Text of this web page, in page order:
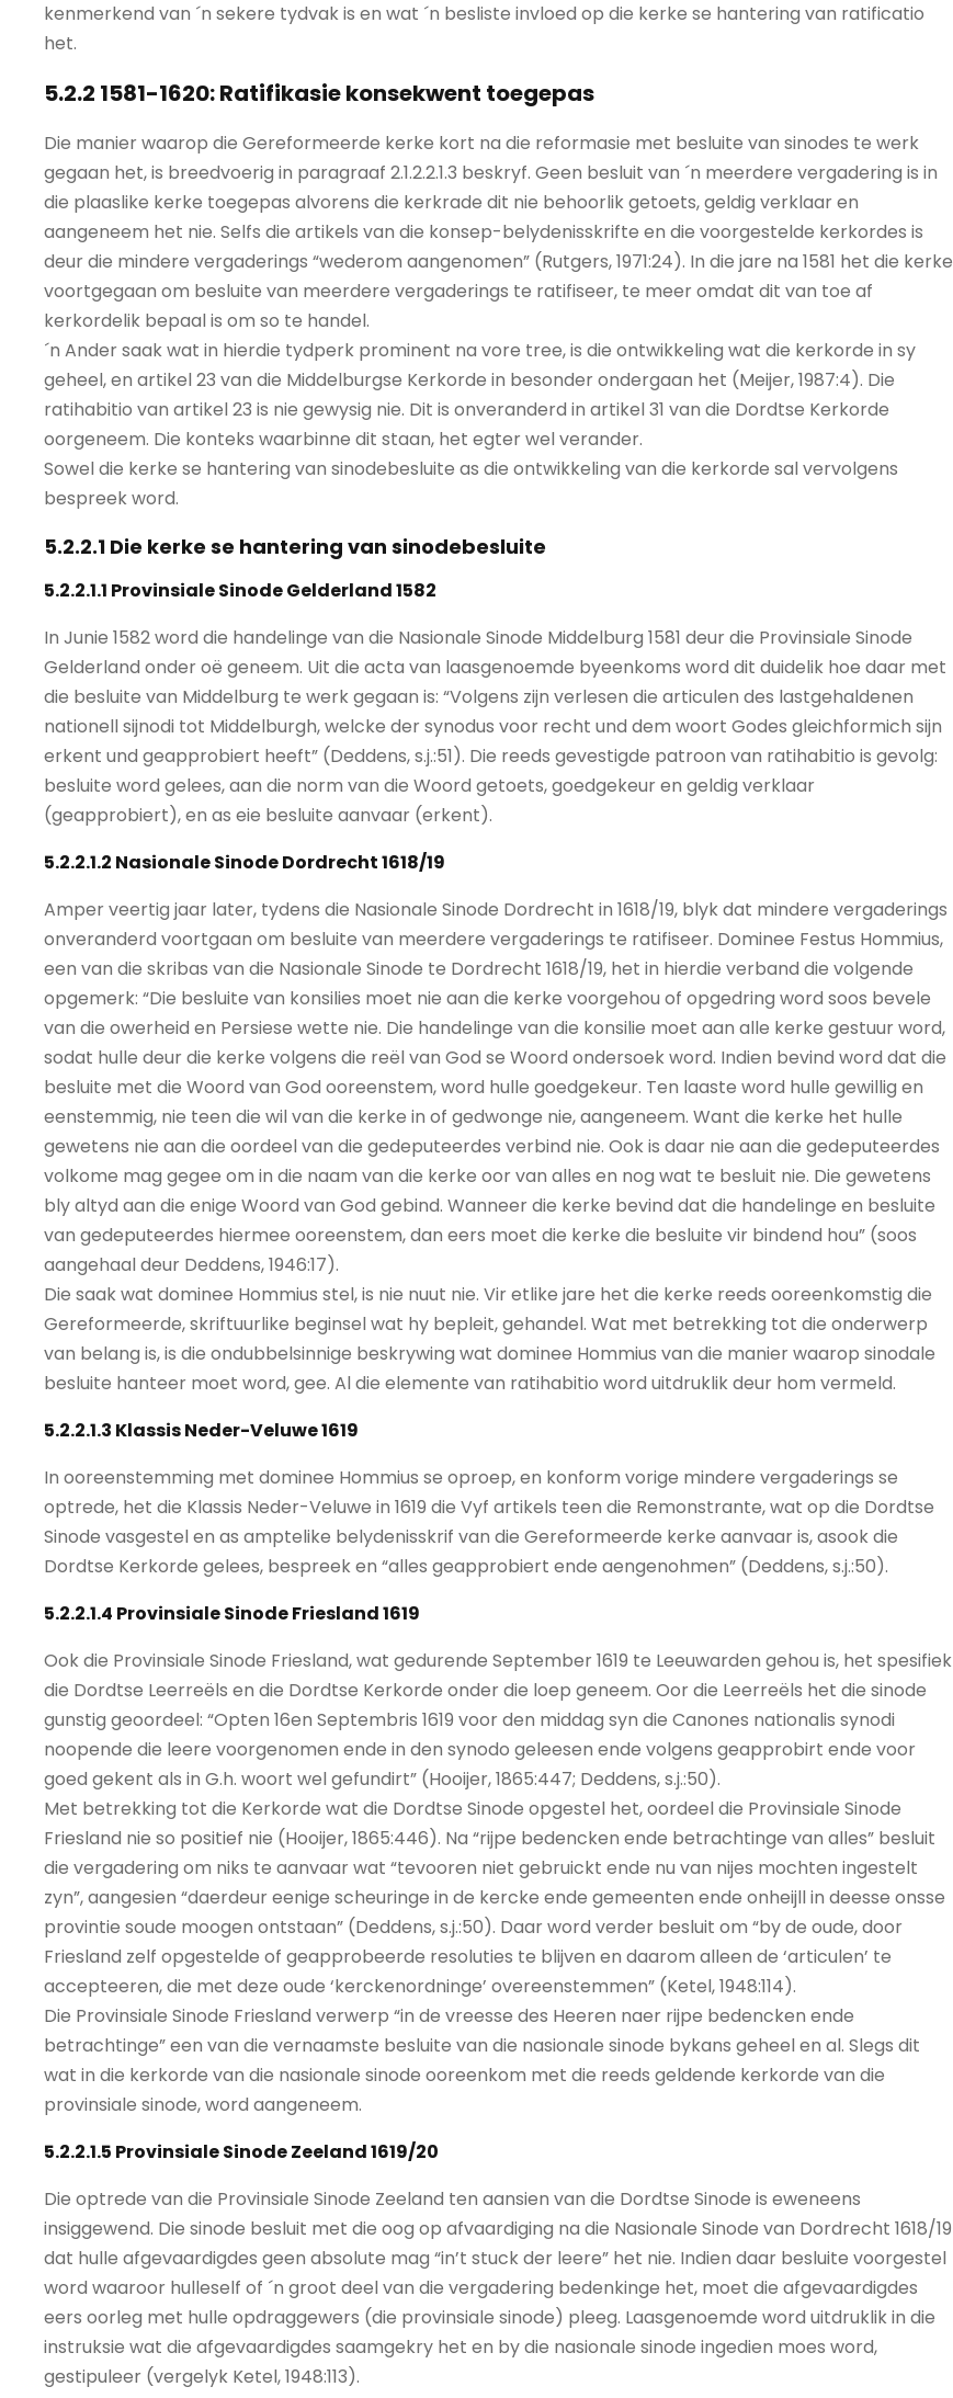
kenmerkend van ´n sekere tydvak is en wat ´n besliste invloed op die kerke se hantering van ratificatio
het.
5.2.2 1581-1620: Ratifikasie konsekwent toegepas
Die manier waarop die Gereformeerde kerke kort na die reformasie met besluite van sinodes te werk
gegaan het, is breedvoerig in paragraaf 2.1.2.2.1.3 beskryf. Geen besluit van ´n meerdere vergadering is in
die plaaslike kerke toegepas alvorens die kerkrade dit nie behoorlik getoets, geldig verklaar en
aangeneem het nie. Selfs die artikels van die konsep-belydenisskrifte en die voorgestelde kerkordes is
deur die mindere vergaderings “wederom aangenomen” (Rutgers, 1971:24). In die jare na 1581 het die kerke
voortgegaan om besluite van meerdere vergaderings te ratifiseer, te meer omdat dit van toe af
kerkordelik bepaal is om so te handel.
´n Ander saak wat in hierdie tydperk prominent na vore tree, is die ontwikkeling wat die kerkorde in sy
geheel, en artikel 23 van die Middelburgse Kerkorde in besonder ondergaan het (Meijer, 1987:4). Die
ratihabitio van artikel 23 is nie gewysig nie. Dit is onveranderd in artikel 31 van die Dordtse Kerkorde
oorgeneem. Die konteks waarbinne dit staan, het egter wel verander.
Sowel die kerke se hantering van sinodebesluite as die ontwikkeling van die kerkorde sal vervolgens
bespreek word.
5.2.2.1 Die kerke se hantering van sinodebesluite
5.2.2.1.1 Provinsiale Sinode Gelderland 1582
In Junie 1582 word die handelinge van die Nasionale Sinode Middelburg 1581 deur die Provinsiale Sinode
Gelderland onder oë geneem. Uit die acta van laasgenoemde byeenkoms word dit duidelik hoe daar met
die besluite van Middelburg te werk gegaan is: “Volgens zijn verlesen die articulen des lastgehaldenen
nationell sijnodi tot Middelburgh, welcke der synodus voor recht und dem woort Godes gleichformich sijn
erkent und geapprobiert heeft” (Deddens, s.j.:51). Die reeds gevestigde patroon van ratihabitio is gevolg:
besluite word gelees, aan die norm van die Woord getoets, goedgekeur en geldig verklaar
(geapprobiert), en as eie besluite aanvaar (erkent).
5.2.2.1.2 Nasionale Sinode Dordrecht 1618/19
Amper veertig jaar later, tydens die Nasionale Sinode Dordrecht in 1618/19, blyk dat mindere vergaderings
onveranderd voortgaan om besluite van meerdere vergaderings te ratifiseer. Dominee Festus Hommius,
een van die skribas van die Nasionale Sinode te Dordrecht 1618/19, het in hierdie verband die volgende
opgemerk: “Die besluite van konsilies moet nie aan die kerke voorgehou of opgedring word soos bevele
van die owerheid en Persiese wette nie. Die handelinge van die konsilie moet aan alle kerke gestuur word,
sodat hulle deur die kerke volgens die reël van God se Woord ondersoek word. Indien bevind word dat die
besluite met die Woord van God ooreenstem, word hulle goedgekeur. Ten laaste word hulle gewillig en
eenstemmig, nie teen die wil van die kerke in of gedwonge nie, aangeneem. Want die kerke het hulle
gewetens nie aan die oordeel van die gedeputeerdes verbind nie. Ook is daar nie aan die gedeputeerdes
volkome mag gegee om in die naam van die kerke oor van alles en nog wat te besluit nie. Die gewetens
bly altyd aan die enige Woord van God gebind. Wanneer die kerke bevind dat die handelinge en besluite
van gedeputeerdes hiermee ooreenstem, dan eers moet die kerke die besluite vir bindend hou” (soos
aangehaal deur Deddens, 1946:17).
Die saak wat dominee Hommius stel, is nie nuut nie. Vir etlike jare het die kerke reeds ooreenkomstig die
Gereformeerde, skriftuurlike beginsel wat hy bepleit, gehandel. Wat met betrekking tot die onderwerp
van belang is, is die ondubbelsinnige beskrywing wat dominee Hommius van die manier waarop sinodale
besluite hanteer moet word, gee. Al die elemente van ratihabitio word uitdruklik deur hom vermeld.
5.2.2.1.3 Klassis Neder-Veluwe 1619
In ooreenstemming met dominee Hommius se oproep, en konform vorige mindere vergaderings se
optrede, het die Klassis Neder-Veluwe in 1619 die Vyf artikels teen die Remonstrante, wat op die Dordtse
Sinode vasgestel en as amptelike belydenisskrif van die Gereformeerde kerke aanvaar is, asook die
Dordtse Kerkorde gelees, bespreek en “alles geapprobiert ende aengenohmen” (Deddens, s.j.:50).
5.2.2.1.4 Provinsiale Sinode Friesland 1619
Ook die Provinsiale Sinode Friesland, wat gedurende September 1619 te Leeuwarden gehou is, het spesifiek
die Dordtse Leerreëls en die Dordtse Kerkorde onder die loep geneem. Oor die Leerreëls het die sinode
gunstig geoordeel: “Opten 16en Septembris 1619 voor den middag syn die Canones nationalis synodi
noopende die leere voorgenomen ende in den synodo geleesen ende volgens geapprobirt ende voor
goed gekent als in G.h. woort wel gefundirt” (Hooijer, 1865:447; Deddens, s.j.:50).
Met betrekking tot die Kerkorde wat die Dordtse Sinode opgestel het, oordeel die Provinsiale Sinode
Friesland nie so positief nie (Hooijer, 1865:446). Na “rijpe bedencken ende betrachtinge van alles” besluit
die vergadering om niks te aanvaar wat “tevooren niet gebruickt ende nu van nijes mochten ingestelt
zyn”, aangesien “daerdeur eenige scheuringe in de kercke ende gemeenten ende onheijll in deesse onsse
provintie soude moogen ontstaan” (Deddens, s.j.:50). Daar word verder besluit om “by de oude, door
Friesland zelf opgestelde of geapprobeerde resoluties te blijven en daarom alleen de ‘articulen’ te
accepteeren, die met deze oude ‘kerckenordninge’ overeenstemmen” (Ketel, 1948:114).
Die Provinsiale Sinode Friesland verwerp “in de vreesse des Heeren naer rijpe bedencken ende
betrachtinge” een van die vernaamste besluite van die nasionale sinode bykans geheel en al. Slegs dit
wat in die kerkorde van die nasionale sinode ooreenkom met die reeds geldende kerkorde van die
provinsiale sinode, word aangeneem.
5.2.2.1.5 Provinsiale Sinode Zeeland 1619/20
Die optrede van die Provinsiale Sinode Zeeland ten aansien van die Dordtse Sinode is eweneens
insiggewend. Die sinode besluit met die oog op afvaardiging na die Nasionale Sinode van Dordrecht 1618/19
dat hulle afgevaardigdes geen absolute mag “in’t stuck der leere” het nie. Indien daar besluite voorgestel
word waaroor hulleself of ´n groot deel van die vergadering bedenkinge het, moet die afgevaardigdes
eers oorleg met hulle opdraggewers (die provinsiale sinode) pleeg. Laasgenoemde word uitdruklik in die
instruksie wat die afgevaardigdes saamgekry het en by die nasionale sinode ingedien moes word,
gestipuleer (vergelyk Ketel, 1948:113).